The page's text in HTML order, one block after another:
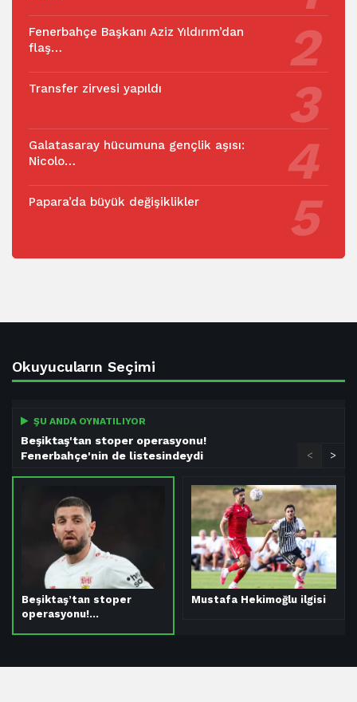
Fenerbahçe Başkanı Aziz Yıldırım’dan
flaş…
Transfer zirvesi yapıldı
Galatasaray hücumuna gençlik aşısı:
Nicolo…
Papara’da büyük değişiklikler
Okuyucuların Seçimi
ŞU ANDA OYNATILIYOR
Beşiktaş'tan stoper operasyonu!
Fenerbahçe'nin de listesindeydi
Beşiktaş’tan stoper
operasyonu!…
Mustafa Hekimoğlu ilgisi
< >